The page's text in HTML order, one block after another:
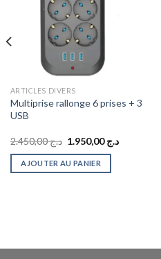
ARTICLES DIVERS
Multiprise rallonge 6 prises + 3
USB
د.ج2.450,00
Le
initial
était :
د.ج1.950,00
Le
AJOUTER AU PANIER